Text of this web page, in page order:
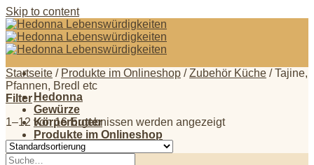
Skip to content
Hedonna
Gewürze
Körperbutter
Produkte im Onlineshop
Anmelden
Startseite / Produkte im Onlineshop / Zubehör Küche /Tajine,
Pfannen, Bredl etc
Filter
1–12 von 16 Ergebnissen werden angezeigt